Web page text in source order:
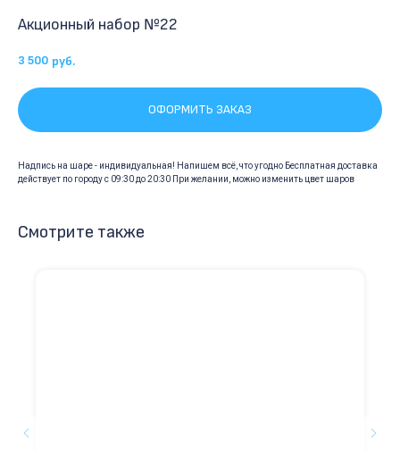
Акционный набор №22
3 500 руб.
ОФОРМИТЬ ЗАКАЗ
Надпись на шаре - индивидуальная! Напишем всё, что угодно Бесплатная доставка
действует по городу с 09:30 до 20:30 При желании, можно изменить цвет шаров
Смотрите также